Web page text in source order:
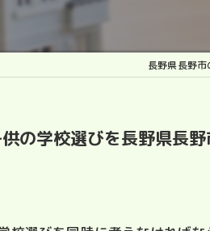
長野県長野
の学校選びを長野県長